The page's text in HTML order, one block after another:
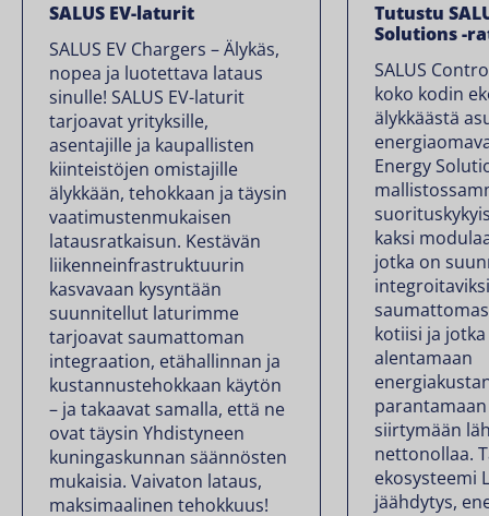
SALUS EV-laturit
SALUS EV Chargers – Älykäs,
nopea ja luotettava lataus
sinulle! SALUS EV-laturit
tarjoavat yrityksille,
asentajille ja kaupallisten
kiinteistöjen omistajille
älykkään, tehokkaan ja täysin
vaatimustenmukaisen
latausratkaisun. Kestävän
liikenneinfrastruktuurin
kasvavaan kysyntään
suunnitellut laturimme
tarjoavat saumattoman
integraation, etähallinnan ja
kustannustehokkaan käytön
– ja takaavat samalla, että ne
ovat täysin Yhdistyneen
kuningaskunnan säännösten
mukaisia. Vaivaton lataus,
maksimaalinen tehokkuus!
Tutustu
Solutions -
SALUS
koko kodin
älykkäästä
Energy
kaksi
jotka on
integroitaviksi
kotiisi ja
alentamaan
siirtymään
nettonollaa.
ekosysteemi
jäähdytys,